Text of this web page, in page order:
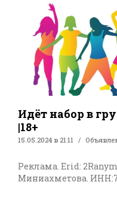
Идёт набор в
|18+
15.05.2024 в 21:11
Реклама. Erid:
Миниахметова.